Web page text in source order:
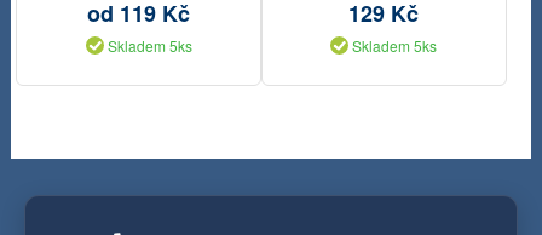
od 119 Kč
Skladem 5ks
129 Kč
Skladem 5ks